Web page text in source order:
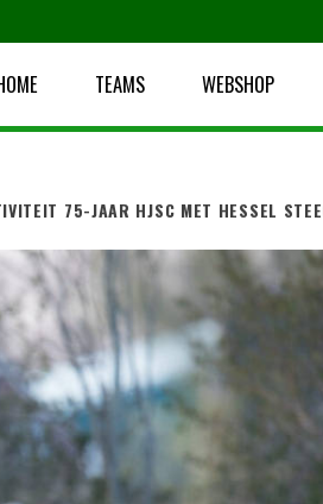
TEAMS WEBSHOP
75-JAAR HJSC MET HESSEL